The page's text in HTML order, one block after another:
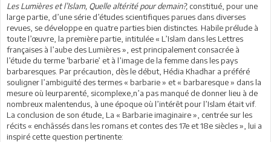
Les Lumières et l’Islam, Quelle altérité pour demain?, constitué, pour une
large partie, d’une série d’études scientifiques parues dans diverses
revues, se développe en quatre parties bien distinctes. Habile prélude à
toute l’œuvre, la première partie, intitulée « L’Islam dans les Lettres
françaises à l’aube des Lumières », est principalement consacrée à
l’étude du terme ‘barbarie’ et à l’image de la femme dans les pays
barbaresques. Par précaution, dès le début, Hédia Khadhar a préféré
souligner l’ambiguïté des termes « barbarie » et « barbaresque » dans la
mesure où leurparenté, sicomplexe,n’a pas manqué de donner lieu à de
nombreux malentendus, à une époque où l’intérêt pour l’Islam était vif.
La conclusion de son étude, La « Barbarie imaginaire », centrée sur les
récits « enchâssés dans les romans et contes des 17e et 18e siècles », lui a
inspiré cette question pertinente: